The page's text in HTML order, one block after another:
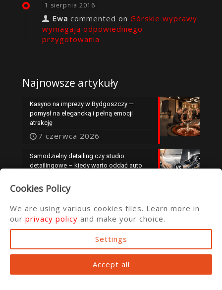
1 sierpnia 2016
Ewa commented on Górskie wyprawy
wymagają odpowiedniego
przygotowania
Najnowsze artykuły
Kasyno na imprezy w Bydgoszczy —
pomysł na elegancką i pełną emocji
atrakcję
7 czerwca 2026
Samodzielny detailing czy studio
detailingowe – kiedy warto oddać auto
25 maja 2026
Cookies Policy
We are using various cookies files. Learn more in
our privacy policy and make your choice.
Settings
Accept all